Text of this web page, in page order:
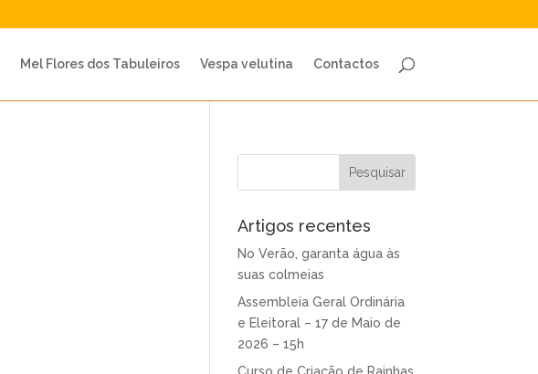
Mel Flores dos Tabuleiros Vespa velutina Contactos
Artigos recentes
No Verão, garanta água às
suas colmeias
Assembleia Geral Ordinária
e Eleitoral – 17 de Maio de
2026 – 15h